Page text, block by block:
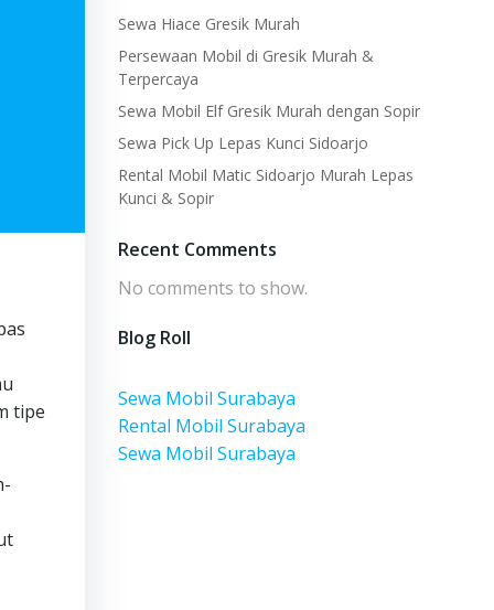
tipe
Sewa Hiace Gresik Murah
Persewaan Mobil di Gresik Murah &
Terpercaya
Sewa Mobil Elf Gresik Murah dengan Sopir
Sewa Pick Up Lepas Kunci Sidoarjo
Rental Mobil Matic Sidoarjo Murah Lepas
Kunci & Sopir
Recent Comments
No comments to show.
Blog Roll
Sewa Mobil Surabaya
Rental Mobil Surabaya
Sewa Mobil Surabaya